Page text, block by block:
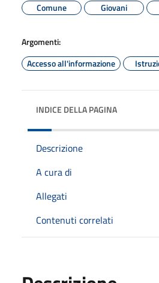
Comune
Giovani
Argomenti:
Accesso all'informazione
INDICE DELLA PAGINA
Descrizione
A cura di
Allegati
Contenuti correlati